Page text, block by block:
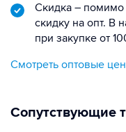
Скидка – помимо
скидку на опт. В
при закупке от
Смотреть оптовые
Сопутствующие